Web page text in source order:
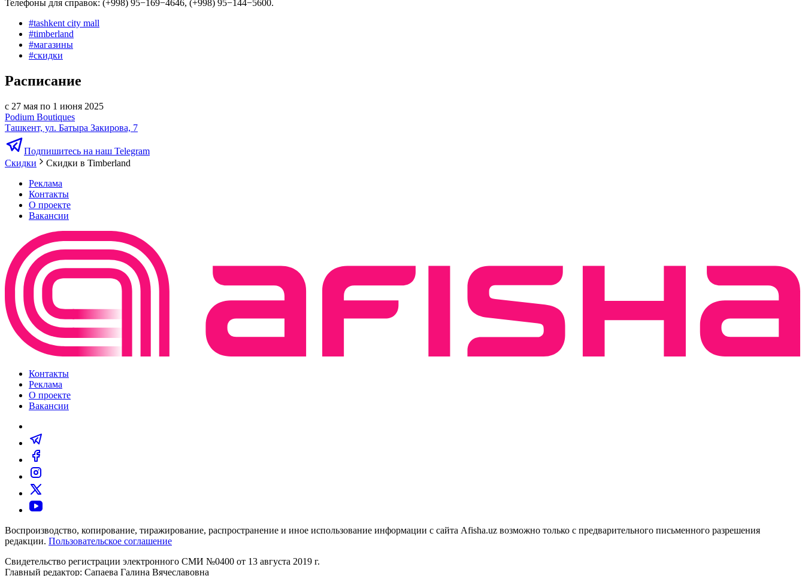
Телефоны для справок: (+998) 95−169−4646, (+998) 95−144−5600.
#tashkent city mall
#timberland
#магазины
#скидки
Расписание
с 27 мая по 1 июня 2025
Podium Boutiques
Ташкент, ул. Батыра Закирова, 7
Подпишитесь на наш Telegram
Скидки
Скидки в Timberland
Реклама
Контакты
О проекте
Вакансии
Контакты
Реклама
О проекте
Вакансии
Воспроизводство, копирование, тиражирование, распространение и иное использование информации с сайта Afisha.uz возможно только с предварительного письменного разрешения
редакции. Пользовательское соглашение
Свидетельство регистрации электронного СМИ №0400 от 13 августа 2019 г.
Главный редактор: Сапаева Галина Вячеславовна